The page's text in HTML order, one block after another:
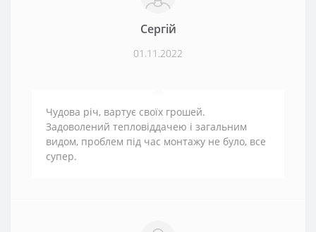
Сергій
01.11.2022
Чудова річ, вартує своїх грошей.
Задоволений тепловіддачею і загальним
видом, проблем під час монтажу не було, все
супер.